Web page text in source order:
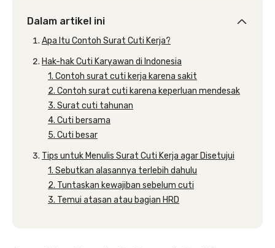
Dalam artikel ini
Apa Itu Contoh Surat Cuti Kerja?
Hak-hak Cuti Karyawan di Indonesia
1. Contoh surat cuti kerja karena sakit
2. Contoh surat cuti karena keperluan mendesak
3. Surat cuti tahunan
4. Cuti bersama
5. Cuti besar
Tips untuk Menulis Surat Cuti Kerja agar Disetujui
1. Sebutkan alasannya terlebih dahulu
2. Tuntaskan kewajiban sebelum cuti
3. Temui atasan atau bagian HRD